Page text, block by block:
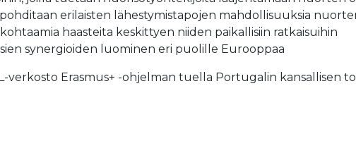
erilaisten lähestymistapojen mahdollisuuksia
haasteita keskittyen niiden paikallisiin ratkaisuihin
synergioiden luominen eri puolille Eurooppaa
verkosto Erasmus+ -ohjelman tuella Portugalin kansallisen